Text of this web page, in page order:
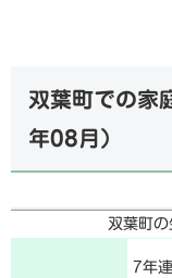
双葉町での家
年08月）
双葉町
7年